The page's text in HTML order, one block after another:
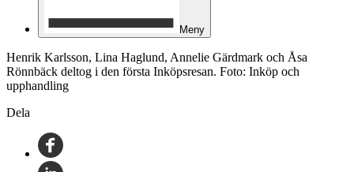
Meny
Henrik Karlsson, Lina Haglund, Annelie Gärdmark och Åsa
Rönnbäck deltog i den första Inköpsresan. Foto: Inköp och
upphandling
Dela